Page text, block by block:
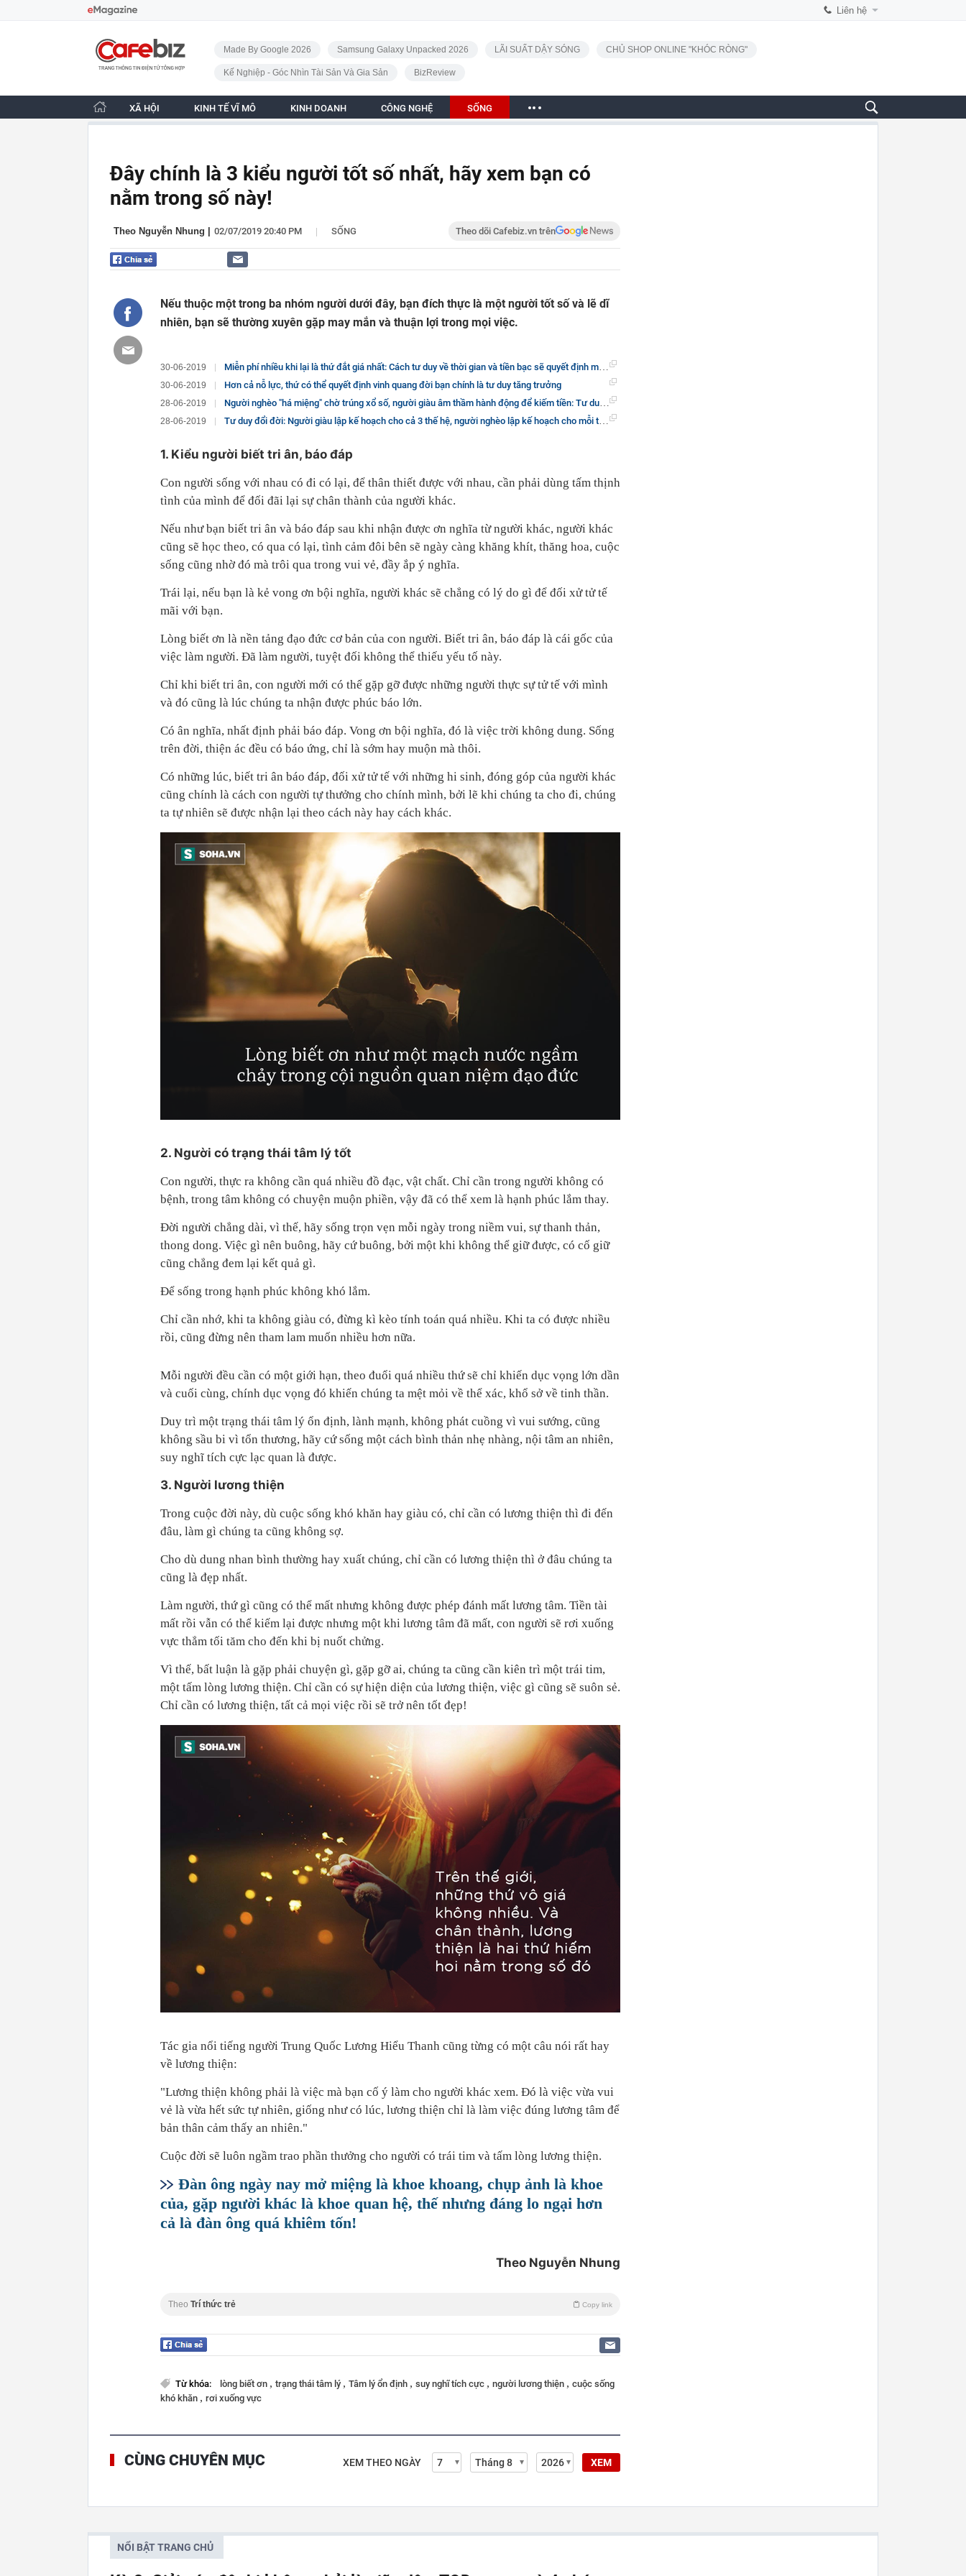
Liên hệ
CafeBiz - Trang chủ
Made By Google 2026 Samsung Galaxy Unpacked 2026 LÃI SUẤT DẬY SÓNG CHỦ SHOP ONLINE "KHÓC RÒNG"
Kế Nghiệp - Góc Nhìn Tài Sản Và Gia Sản BizReview
XÃ HỘI KINH TẾ VĨ MÔ KINH DOANH CÔNG NGHỆ SỐNG
Đây chính là 3 kiểu người tốt số nhất, hãy xem bạn có
nằm trong số này!
Theo Nguyễn Nhung 02/07/2019 20:40 PM | SỐNG Theo dõi Cafebiz.vn trên
Nếu thuộc một trong ba nhóm người dưới đây, bạn đích thực là một người tốt số và lẽ dĩ
nhiên, bạn sẽ thường xuyên gặp may mắn và thuận lợi trong mọi việc.
30-06-2019 Miễn phí nhiều khi lại là thứ đắt giá nhất: Cách tư duy về thời gian và tiền bạc sẽ quyết định mức độ vương giả của bạn
30-06-2019 Hơn cả nỗ lực, thứ có thể quyết định vinh quang đời bạn chính là tư duy tăng trưởng
28-06-2019 Người nghèo "há miệng" chờ trúng xổ số, người giàu âm thầm hành động để kiếm tiền: Tư duy khác nhau, cuộc đời khác biệt!
28-06-2019 Tư duy đổi đời: Người giàu lập kế hoạch cho cả 3 thế hệ, người nghèo lập kế hoạch cho mỗi tối thứ bảy
1. Kiểu người biết tri ân, báo đáp
Con người sống với nhau có đi có lại, để thân thiết được với nhau, cần phải dùng tấm thịnh
tình của mình để đối đãi lại sự chân thành của người khác.
Nếu như bạn biết tri ân và báo đáp sau khi nhận được ơn nghĩa từ người khác, người khác
cũng sẽ học theo, có qua có lại, tình cảm đôi bên sẽ ngày càng khăng khít, thăng hoa, cuộc
sống cũng nhờ đó mà trôi qua trong vui vẻ, đầy ắp ý nghĩa.
Trái lại, nếu bạn là kẻ vong ơn bội nghĩa, người khác sẽ chẳng có lý do gì để đối xử tử tế
mãi với bạn.
Lòng biết ơn là nền tảng đạo đức cơ bản của con người. Biết tri ân, báo đáp là cái gốc của
việc làm người. Đã làm người, tuyệt đối không thể thiếu yếu tố này.
Chỉ khi biết tri ân, con người mới có thể gặp gỡ được những người thực sự tử tế với mình
và đó cũng là lúc chúng ta nhận được phúc báo lớn.
Có ân nghĩa, nhất định phải báo đáp. Vong ơn bội nghĩa, đó là việc trời không dung. Sống
trên đời, thiện ác đều có báo ứng, chỉ là sớm hay muộn mà thôi.
Có những lúc, biết tri ân báo đáp, đối xử tử tế với những hi sinh, đóng góp của người khác
cũng chính là cách con người tự thưởng cho chính mình, bởi lẽ khi chúng ta cho đi, chúng
ta tự nhiên sẽ được nhận lại theo cách này hay cách khác.
2. Người có trạng thái tâm lý tốt
Con người, thực ra không cần quá nhiều đồ đạc, vật chất. Chỉ cần trong người không có
bệnh, trong tâm không có chuyện muộn phiền, vậy đã có thể xem là hạnh phúc lắm thay.
Đời người chẳng dài, vì thế, hãy sống trọn vẹn mỗi ngày trong niềm vui, sự thanh thản,
thong dong. Việc gì nên buông, hãy cứ buông, bởi một khi không thể giữ được, có cố giữ
cũng chẳng đem lại kết quả gì.
Để sống trong hạnh phúc không khó lắm.
Chỉ cần nhớ, khi ta không giàu có, đừng kì kèo tính toán quá nhiều. Khi ta có được nhiều
rồi, cũng đừng nên tham lam muốn nhiều hơn nữa.
Mỗi người đều cần có một giới hạn, theo đuổi quá nhiều thứ sẽ chỉ khiến dục vọng lớn dần
và cuối cùng, chính dục vọng đó khiến chúng ta mệt mỏi về thể xác, khổ sở về tinh thần.
Duy trì một trạng thái tâm lý ổn định, lành mạnh, không phát cuồng vì vui sướng, cũng
không sầu bi vì tổn thương, hãy cứ sống một cách bình thản nhẹ nhàng, nội tâm an nhiên,
suy nghĩ tích cực lạc quan là được.
3. Người lương thiện
Trong cuộc đời này, dù cuộc sống khó khăn hay giàu có, chỉ cần có lương thiện thì đi đến
đâu, làm gì chúng ta cũng không sợ.
Cho dù dung nhan bình thường hay xuất chúng, chỉ cần có lương thiện thì ở đâu chúng ta
cũng là đẹp nhất.
Làm người, thứ gì cũng có thể mất nhưng không được phép đánh mất lương tâm. Tiền tài
mất rồi vẫn có thể kiếm lại được nhưng một khi lương tâm đã mất, con người sẽ rơi xuống
vực thẳm tối tăm cho đến khi bị nuốt chửng.
Vì thế, bất luận là gặp phải chuyện gì, gặp gỡ ai, chúng ta cũng cần kiên trì một trái tim,
một tấm lòng lương thiện. Chỉ cần có sự hiện diện của lương thiện, việc gì cũng sẽ suôn sẻ.
Chỉ cần có lương thiện, tất cả mọi việc rồi sẽ trở nên tốt đẹp!
Tác gia nổi tiếng người Trung Quốc Lương Hiểu Thanh cũng từng có một câu nói rất hay
về lương thiện:
"Lương thiện không phải là việc mà bạn cố ý làm cho người khác xem. Đó là việc vừa vui
vẻ là vừa hết sức tự nhiên, giống như có lúc, lương thiện chỉ là làm việc đúng lương tâm để
bản thân cảm thấy an nhiên."
Cuộc đời sẽ luôn ngầm trao phần thưởng cho người có trái tim và tấm lòng lương thiện.
Đàn ông ngày nay mở miệng là khoe khoang, chụp ảnh là khoe
của, gặp người khác là khoe quan hệ, thế nhưng đáng lo ngại hơn
cả là đàn ông quá khiêm tốn!
Theo Nguyễn Nhung
Theo Trí thức trẻ Copy link
Từ khóa: lòng biết ơn , trạng thái tâm lý , Tâm lý ổn định , suy nghĩ tích cực , người lương thiện , cuộc sống
khó khăn , rơi xuống vực
CÙNG CHUYÊN MỤC XEM THEO NGÀY XEM
NỔI BẬT TRANG CHỦ